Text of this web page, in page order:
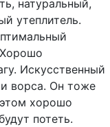
натуральный,
утеплитель.
Искусственный
ворса. Он тоже
хорошо
потеть.